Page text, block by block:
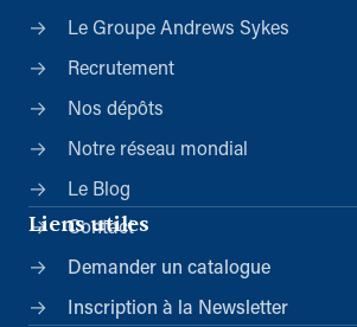
Le Groupe Andrews Sykes
Recrutement
Nos dépôts
Notre réseau mondial
Le Blog
Liens utiles
Contact
Demander un catalogue
Inscription à la Newsletter